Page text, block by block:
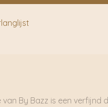
van By Bazz is een verfijnd